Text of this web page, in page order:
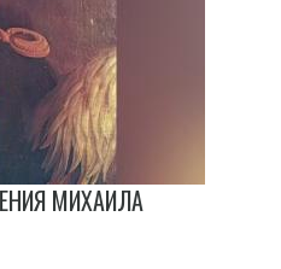
МИХАИЛА